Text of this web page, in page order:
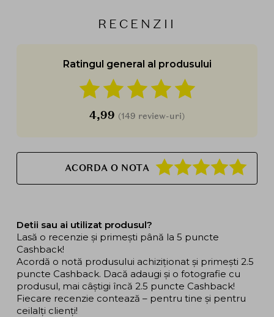
RECENZII
Ratingul general al produsului
4,99 (149 review-uri)
ACORDA O NOTA
Detii sau ai utilizat produsul?
Lasă o recenzie și primești până la 5 puncte
Cashback!
Acordă o notă produsului achiziționat și primești 2.5
puncte Cashback. Dacă adaugi și o fotografie cu
produsul, mai câștigi încă 2.5 puncte Cashback!
Fiecare recenzie contează – pentru tine și pentru
ceilalți clienți!